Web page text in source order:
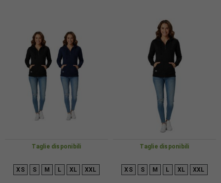
Taglie disponibili
XS S M L XL XXL
Taglie disponibili
XS S M L XL XXL